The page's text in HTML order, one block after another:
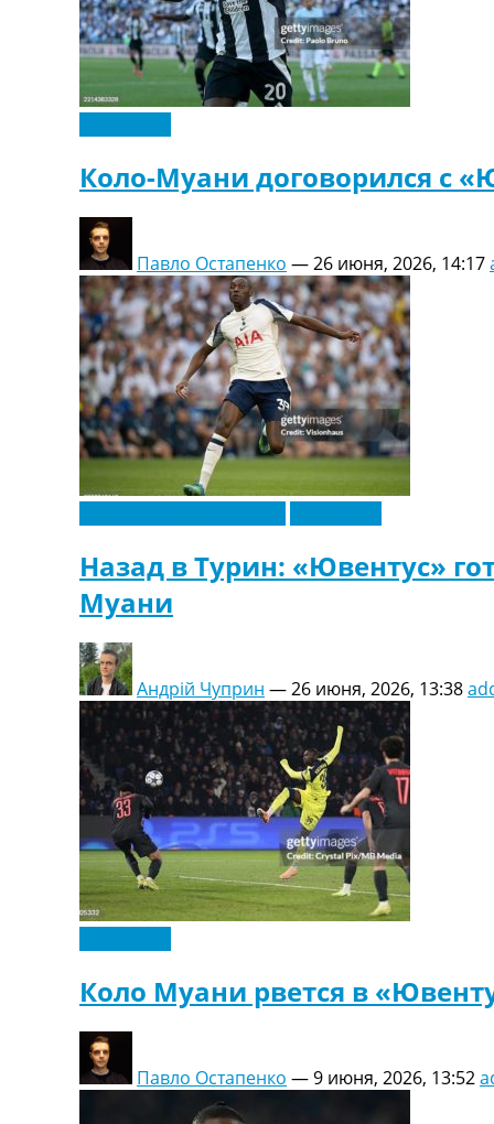
Коло-Муани договорился с
Павло Остапенко —26 июня, 2026, 14:17
Назад в Турин: «Ювентус»
Муани
Андрій Чуприн —26 июня, 2026, 13:38
Коло Муани рвется в
Павло Остапенко —9 июня, 2026, 13:52